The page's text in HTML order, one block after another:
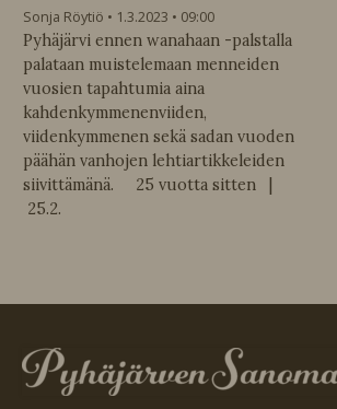
Sonja Röytiö 1.3.2023
09:00
Pyhäjärvi ennen wanahaan -palstalla
palataan muistelemaan menneiden
vuosien tapahtumia aina
kahdenkymmenenviiden,
viidenkymmenen sekä sadan vuoden
päähän vanhojen lehtiartikkeleiden
siivittämänä. 25 vuotta sitten |
25.2.